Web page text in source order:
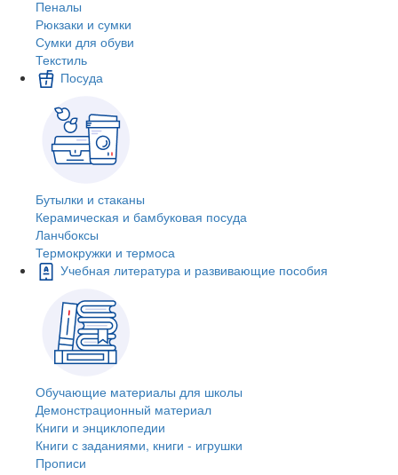
Пеналы
Рюкзаки и сумки
Сумки для обуви
Текстиль
Посуда
Бутылки и стаканы
Керамическая и бамбуковая посуда
Ланчбоксы
Термокружки и термоса
Учебная литература и развивающие пособия
Обучающие материалы для школы
Демонстрационный материал
Книги и энциклопедии
Книги с заданиями, книги - игрушки
Прописи